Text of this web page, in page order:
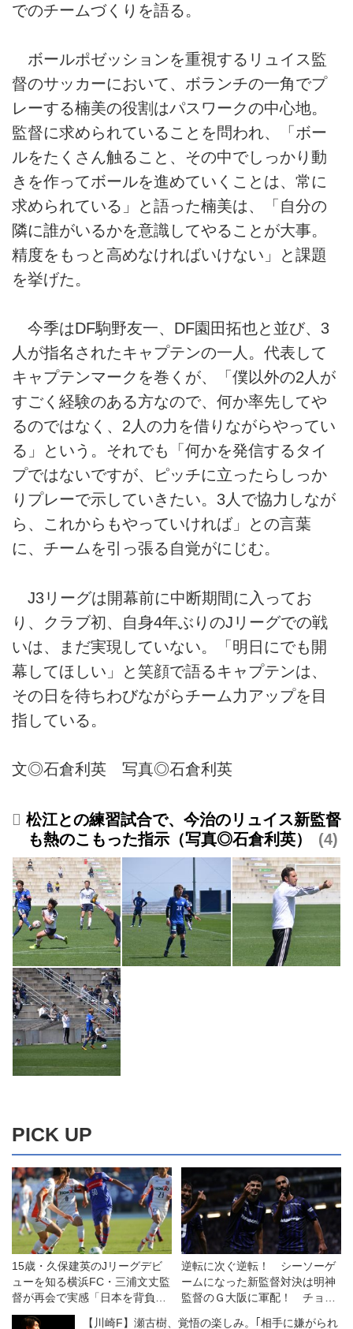
でのチームづくりを語る。
ボールポゼッションを重視するリュイス監
督のサッカーにおいて、ボランチの一角でプ
レーする楠美の役割はパスワークの中心地。
監督に求められていることを問われ、「ボー
ルをたくさん触ること、その中でしっかり動
きを作ってボールを進めていくことは、常に
求められている」と語った楠美は、「自分の
隣に誰がいるかを意識してやることが大事。
精度をもっと高めなければいけない」と課題
を挙げた。
今季はDF駒野友一、DF園田拓也と並び、3
人が指名されたキャプテンの一人。代表して
キャプテンマークを巻くが、「僕以外の2人が
すごく経験のある方なので、何か率先してや
るのではなく、2人の力を借りながらやってい
る」という。それでも「何かを発信するタイ
プではないですが、ピッチに立ったらしっか
りプレーで示していきたい。3人で協力しなが
ら、これからもやっていければ」との言葉
に、チームを引っ張る自覚がにじむ。
J3リーグは開幕前に中断期間に入ってお
り、クラブ初、自身4年ぶりのJリーグでの戦
いは、まだ実現していない。「明日にでも開
幕してほしい」と笑顔で語るキャプテンは、
その日を待ちわびながらチーム力アップを目
指している。
文◎石倉利英 写真◎石倉利英
松江との練習試合で、今治のリュイス新監督
も熱のこもった指示（写真◎石倉利英）
4
PICK UP
15歳・久保建英のJリーグデビ
ューを知る横浜FC・三浦文丈監
督が再会で実感「日本を背負う
と思ったのは間違いじゃなかっ
逆転に次ぐ逆転！ シーソーゲ
ームになった新監督対決は明神
監督のＧ大阪に軍配！ チョウ
【川崎F】瀬古樹、覚悟の楽しみ。｢相手に嫌がられ